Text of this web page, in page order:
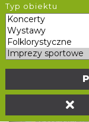
Typ obiektu
tel. (32) 207 207 1
Portal powstał
Mobilne
Darmowa
platformach